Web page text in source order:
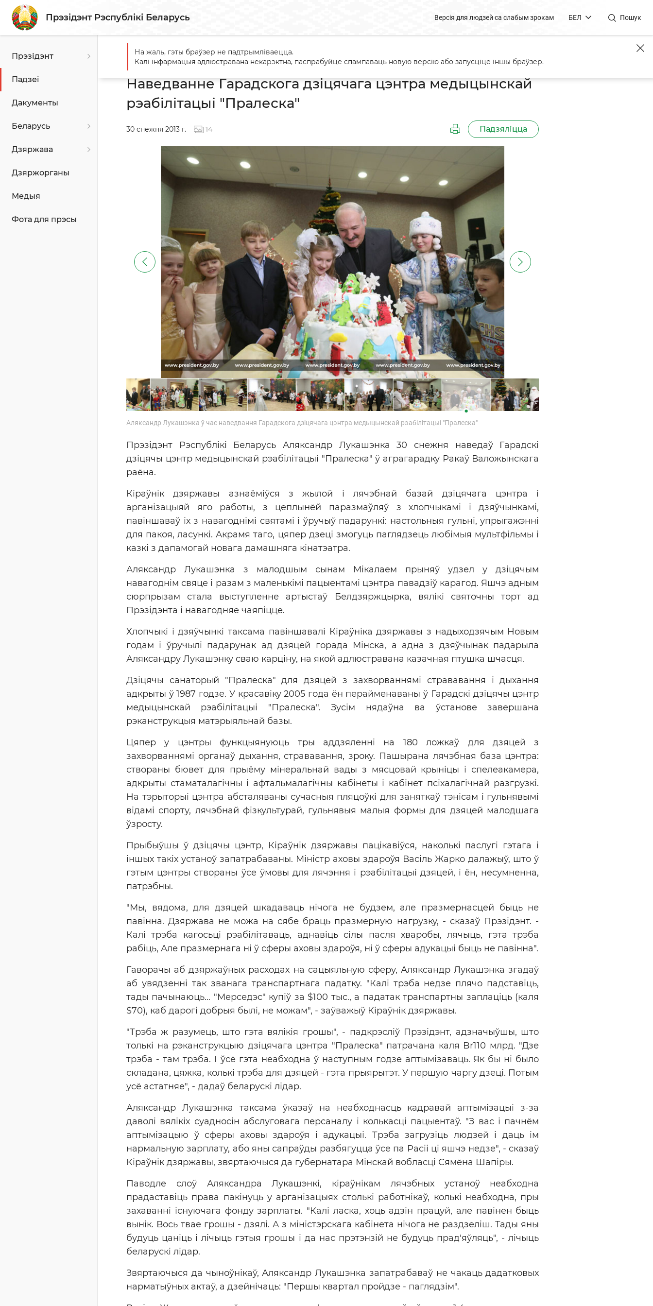
Прэзідэнт Рэспублікі Беларусь Версія для людзей са слабым зрокам БЕЛ Пошук
Прэзідэнт
Падзеі
Дакументы
Беларусь
Дзяржава
Дзяржорганы
Медыя
Фота для прэсы
Галоўная Падзеі Наведванне Гарадскога дзіцячага цэнтра медыцынскай рэабілітацыі "Пралеска"
Наведванне Гарадскога дзіцячага цэнтра медыцынскай
рэабілітацыі "Пралеска"
30 снежня 2013 г. 14 Падзяліцца
Аляксандр Лукашэнка ў час наведвання Гарадскога дзіцячага цэнтра медыцынскай рэабілітацыі "Пралеска"
Прэзідэнт Рэспублікі Беларусь Аляксандр Лукашэнка 30 снежня наведаў Гарадскі
дзіцячы цэнтр медыцынскай рэабілітацыі "Пралеска" ў аграгарадку Ракаў Валожынскага
раёна.
Кіраўнік дзяржавы азнаёміўся з жылой і лячэбнай базай дзіцячага цэнтра і
арганізацыяй яго работы, з цеплынёй паразмаўляў з хлопчыкамі і дзяўчынкамі,
павіншаваў іх з навагоднімі святамі і ўручыў падарункі: настольныя гульні, упрыгажэнні
для пакоя, ласункі. Акрамя таго, цяпер дзеці змогуць паглядзець любімыя мультфільмы і
казкі з дапамогай новага дамашняга кінатэатра.
Аляксандр Лукашэнка з малодшым сынам Мікалаем прыняў удзел у дзіцячым
навагоднім свяце і разам з маленькімі пацыентамі цэнтра павадзіў карагод. Яшчэ адным
сюрпрызам стала выступленне артыстаў Белдзяржцырка, вялікі святочны торт ад
Прэзідэнта і навагодняе чаяпіцце.
Хлопчыкі і дзяўчынкі таксама павіншавалі Кіраўніка дзяржавы з надыходзячым Новым
годам і ўручылі падарунак ад дзяцей горада Мінска, а адна з дзяўчынак падарыла
Аляксандру Лукашэнку сваю карціну, на якой адлюстравана казачная птушка шчасця.
Дзіцячы санаторый "Пралеска" для дзяцей з захворваннямі стрававання і дыхання
адкрыты ў 1987 годзе. У красавіку 2005 года ён перайменаваны ў Гарадскі дзіцячы цэнтр
медыцынскай рэабілітацыі "Пралеска". Зусім нядаўна ва ўстанове завершана
рэканструкцыя матэрыяльнай базы.
Цяпер у цэнтры функцыянуюць тры аддзяленні на 180 ложкаў для дзяцей з
захворваннямі органаў дыхання, стрававання, зроку. Пашырана лячэбная база цэнтра:
створаны бювет для прыёму мінеральнай вады з мясцовай крыніцы і спелеакамера,
адкрыты стаматалагічны і афтальмалагічны кабінеты і кабінет псіхалагічнай разгрузкі.
На тэрыторыі цэнтра абсталяваны сучасныя пляцоўкі для заняткаў тэнісам і гульнявымі
відамі спорту, лячэбнай фізкультурай, гульнявыя малыя формы для дзяцей малодшага
ўзросту.
Прыбыўшы ў дзіцячы цэнтр, Кіраўнік дзяржавы пацікавіўся, наколькі паслугі гэтага і
іншых такіх устаноў запатрабаваны. Міністр аховы здароўя Васіль Жарко далажыў, што ў
гэтым цэнтры створаны ўсе ўмовы для лячэння і рэабілітацыі дзяцей, і ён, несумненна,
патрэбны.
"Мы, вядома, для дзяцей шкадаваць нічога не будзем, але празмернасцей быць не
павінна. Дзяржава не можа на сябе браць празмерную нагрузку, - сказаў Прэзідэнт. -
Калі трэба кагосьці рэабілітаваць, аднавіць сілы пасля хваробы, лячыць, гэта трэба
рабіць, Але празмернага ні ў сферы аховы здароўя, ні ў сферы адукацыі быць не павінна".
Гаворачы аб дзяржаўных расходах на сацыяльную сферу, Аляксандр Лукашэнка згадаў
аб увядзенні так званага транспартнага падатку. "Калі трэба недзе плячо падставіць,
тады пачынаюць... "Мерседэс" купіў за $100 тыс., а падатак транспартны заплаціць (каля
$70), каб дарогі добрыя былі, не можам", - заўважыў Кіраўнік дзяржавы.
"Трэба ж разумець, што гэта вялікія грошы", - падкрэсліў Прэзідэнт, адзначыўшы, што
толькі на рэканструкцыю дзіцячага цэнтра "Пралеска" патрачана каля Br110 млрд. "Дзе
трэба - там трэба. І ўсё гэта неабходна ў наступным годзе аптымізаваць. Як бы ні было
складана, цяжка, колькі трэба для дзяцей - гэта прыярытэт. У першую чаргу дзеці. Потым
усё астатняе", - дадаў беларускі лідар.
Аляксандр Лукашэнка таксама ўказаў на неабходнасць кадравай аптымізацыі з-за
даволі вялікіх суадносін абслуговага персаналу і колькасці пацыентаў. "З вас і пачнём
аптымізацыю ў сферы аховы здароўя і адукацыі. Трэба загрузіць людзей і даць ім
нармальную зарплату, або яны сапраўды разбягуцца ўсе па Расіі ці яшчэ недзе", - сказаў
Кіраўнік дзяржавы, звяртаючыся да губернатара Мінскай вобласці Сямёна Шапіры.
Паводле слоў Аляксандра Лукашэнкі, кіраўнікам лячэбных устаноў неабходна
прадаставіць права пакінуць у арганізацыях столькі работнікаў, колькі неабходна, пры
захаванні існуючага фонду зарплаты. "Калі ласка, хоць адзін працуй, але павінен быць
вынік. Вось твае грошы - дзялі. А з міністэрскага кабінета нічога не раздзеліш. Тады яны
будуць цаніць і лічыць гэтыя грошы і да нас прэтэнзій не будуць прад'яўляць", - лічыць
беларускі лідар.
Звяртаючыся да чыноўнікаў, Аляксандр Лукашэнка запатрабаваў не чакаць дадатковых
нарматыўных актаў, а дзейнічаць: "Першы квартал пройдзе - паглядзім".
На жаль, гэты браўзер не падтрымліваецца.
Калі інфармацыя адлюстравана некарэктна, паспрабуйце спампаваць новую версію або запусціце іншы браўзер.